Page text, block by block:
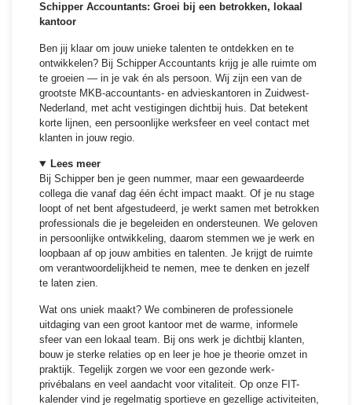
Schipper Accountants: Groei bij een betrokken, lokaal
kantoor
Ben jij klaar om jouw unieke talenten te ontdekken en te
ontwikkelen? Bij Schipper Accountants krijg je alle ruimte om
te groeien — in je vak én als persoon. Wij zijn een van de
grootste MKB-accountants- en advieskantoren in Zuidwest-
Nederland, met acht vestigingen dichtbij huis. Dat betekent
korte lijnen, een persoonlijke werksfeer en veel contact met
klanten in jouw regio.
Lees meer
Bij Schipper ben je geen nummer, maar een gewaardeerde
collega die vanaf dag één écht impact maakt. Of je nu stage
loopt of net bent afgestudeerd, je werkt samen met betrokken
professionals die je begeleiden en ondersteunen. We geloven
in persoonlijke ontwikkeling, daarom stemmen we je werk en
loopbaan af op jouw ambities en talenten. Je krijgt de ruimte
om verantwoordelijkheid te nemen, mee te denken en jezelf
te laten zien.
Wat ons uniek maakt? We combineren de professionele
uitdaging van een groot kantoor met de warme, informele
sfeer van een lokaal team. Bij ons werk je dichtbij klanten,
bouw je sterke relaties op en leer je hoe je theorie omzet in
praktijk. Tegelijk zorgen we voor een gezonde werk-
privébalans en veel aandacht voor vitaliteit. Op onze FIT-
kalender vind je regelmatig sportieve en gezellige activiteiten,